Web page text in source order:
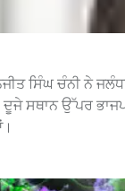
ਸਿੰਘ ਚੰਨੀ ਨੇ
ਸਥਾਨ ਉੱਪਰ